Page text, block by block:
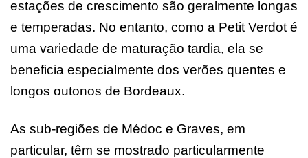
estações de crescimento são geralmente longas
e temperadas. No entanto, como a Petit Verdot é
uma variedade de maturação tardia, ela se
beneficia especialmente dos verões quentes e
longos outonos de Bordeaux.
As sub-regiões de Médoc e Graves, em
particular, têm se mostrado particularmente